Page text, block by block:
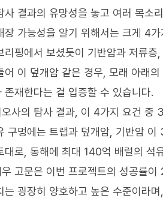
사 결과의 유망성을 놓고 여러 목소
장 가능성을 알기 위해서는 크게 4
리핑에서 보셨듯이 기반암과 저류
어 이 덮개암 같은 경우, 모래 아래
존재한다는 걸 입증할 수 있습니다.
사의 탐사 결과, 이 4가지 요건 중
구멍에는 트랩과 덮개암, 기반암
대로, 동해에 최대 140억 배럴의 석
우 고문은 이번 프로젝트의 성공률
는 굉장히 양호하고 높은 수준이라